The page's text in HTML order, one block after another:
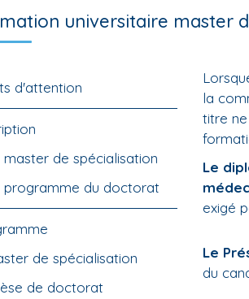
universitaire master
d'attention
master de spécialisation
programme du doctorat
de spécialisation
de doctorat
la
titre
Le
exigé
Le
du